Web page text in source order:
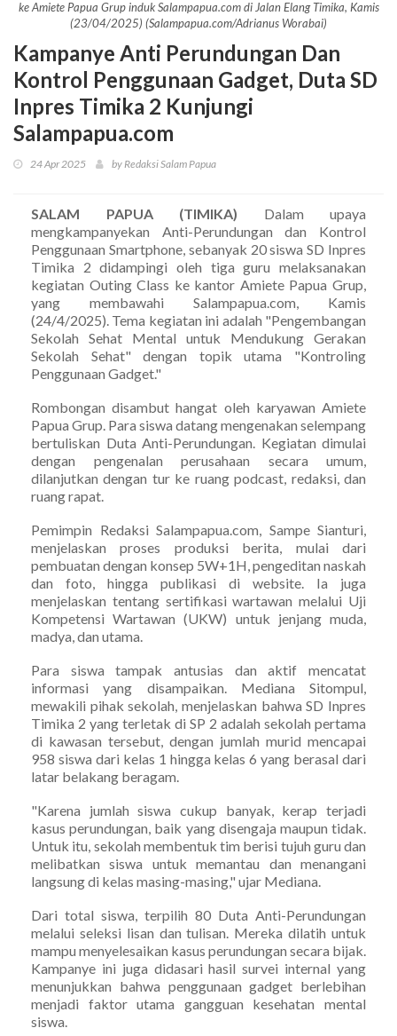
ke Amiete Papua Grup induk Salampapua.com di Jalan Elang Timika, Kamis
(23/04/2025) (Salampapua.com/Adrianus Worabai)
Kampanye Anti Perundungan Dan
Kontrol Penggunaan Gadget, Duta SD
Inpres Timika 2 Kunjungi
Salampapua.com
24 Apr 2025 by Redaksi Salam Papua
SALAM PAPUA (TIMIKA) Dalam upaya
mengkampanyekan Anti-Perundungan dan Kontrol
Penggunaan Smartphone, sebanyak 20 siswa SD Inpres
Timika 2 didampingi oleh tiga guru melaksanakan
kegiatan Outing Class ke kantor Amiete Papua Grup,
yang membawahi Salampapua.com, Kamis
(24/4/2025). Tema kegiatan ini adalah "Pengembangan
Sekolah Sehat Mental untuk Mendukung Gerakan
Sekolah Sehat" dengan topik utama "Kontroling
Penggunaan Gadget."
Rombongan disambut hangat oleh karyawan Amiete
Papua Grup. Para siswa datang mengenakan selempang
bertuliskan Duta Anti-Perundungan. Kegiatan dimulai
dengan pengenalan perusahaan secara umum,
dilanjutkan dengan tur ke ruang podcast, redaksi, dan
ruang rapat.
Pemimpin Redaksi Salampapua.com, Sampe Sianturi,
menjelaskan proses produksi berita, mulai dari
pembuatan dengan konsep 5W+1H, pengeditan naskah
dan foto, hingga publikasi di website. Ia juga
menjelaskan tentang sertifikasi wartawan melalui Uji
Kompetensi Wartawan (UKW) untuk jenjang muda,
madya, dan utama.
Para siswa tampak antusias dan aktif mencatat
informasi yang disampaikan. Mediana Sitompul,
mewakili pihak sekolah, menjelaskan bahwa SD Inpres
Timika 2 yang terletak di SP 2 adalah sekolah pertama
di kawasan tersebut, dengan jumlah murid mencapai
958 siswa dari kelas 1 hingga kelas 6 yang berasal dari
latar belakang beragam.
"Karena jumlah siswa cukup banyak, kerap terjadi
kasus perundungan, baik yang disengaja maupun tidak.
Untuk itu, sekolah membentuk tim berisi tujuh guru dan
melibatkan siswa untuk memantau dan menangani
langsung di kelas masing-masing," ujar Mediana.
Dari total siswa, terpilih 80 Duta Anti-Perundungan
melalui seleksi lisan dan tulisan. Mereka dilatih untuk
mampu menyelesaikan kasus perundungan secara bijak.
Kampanye ini juga didasari hasil survei internal yang
menunjukkan bahwa penggunaan gadget berlebihan
menjadi faktor utama gangguan kesehatan mental
siswa.